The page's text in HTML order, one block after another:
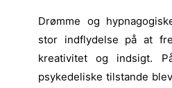
Drømme og
stor indflydelse på at
kreativitet og indsigt.
psykedeliske tilstande